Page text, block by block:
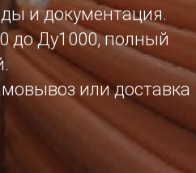
и документация.
до Ду1000, полный
или доставка